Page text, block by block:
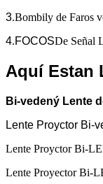
3.Bombily de Faros
4.FOCOSDe Señal
Aquí Estan
Bi-vedený Lente
Lente Proyctor Bi-
Lente Proyctor Bi-
Lente Proyector Bi-